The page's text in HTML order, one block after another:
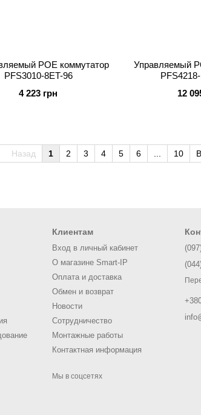
POE коммутатор
PFS3010-8ET-96
4 223 грн
Управляемый
12
Назад 1 2 3 4 5 6 10
Клиентам
Вход в личный кабинет
О магазине Smart-IP
Оплата и доставка
Обмен и возврат
Новости
Сотрудничество
Монтажные работы
Контактная информация
Мы в соцсетях